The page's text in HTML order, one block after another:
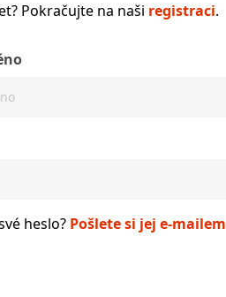
Pokračujte na naši registraci.
heslo? Pošlete si jej e-mailem